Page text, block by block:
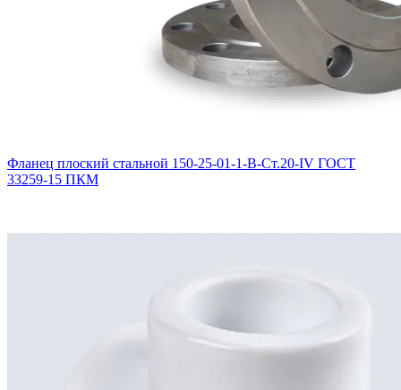
Фланец плоский стальной 150-25-01-1-B-Ст.20-IV ГОСТ
33259-15 ПКМ